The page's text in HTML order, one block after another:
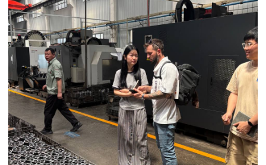
ИНДИВИДУАЛЬНЫЕ УСЛУГИ
Выгодные условия
Сертификация грузов
Консолидация грузов
Сопровождение грузов
Таможенное оформление
Страхование груза
Временное хранение
Организация производства
Проверка качества товара
Оплата и переговоры
с поставщиком
Инспекция поставщика
Товары для маркетплейсов